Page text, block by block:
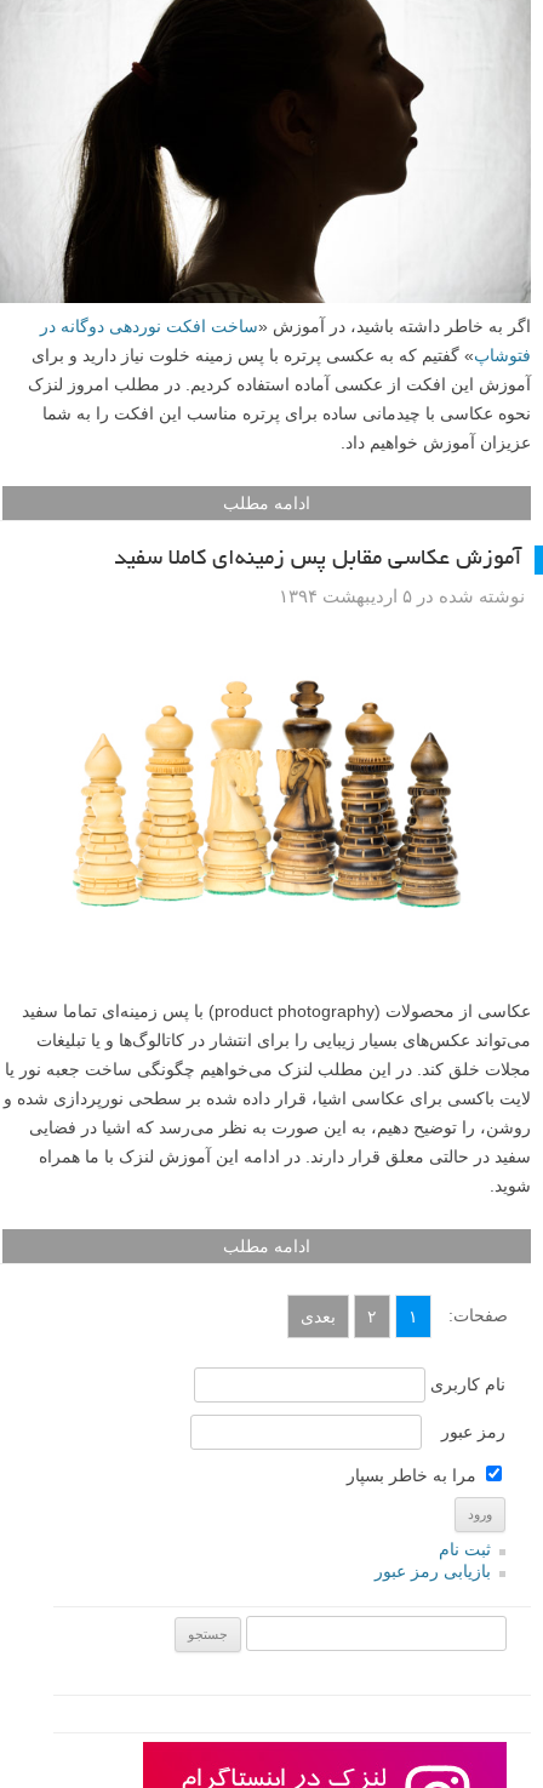
اگر به خاطر داشته باشید، در آموزش «ساخت افکت نوردهی دوگانه در
فتوشاپ» گفتیم که به عکسی پرتره با پس زمینه خلوت نیاز دارید و برای
آموزش این افکت از عکسی آماده استفاده کردیم. در مطلب امروز لنزک
نحوه عکاسی با چیدمانی ساده برای پرتره مناسب این افکت را به شما
عزیزان آموزش خواهیم داد.
ادامه مطلب
آموزش عکاسی مقابل پس زمینه‌ای کاملا سفید
نوشته شده در ۵ اردیبهشت ۱۳۹۴
عکاسی از محصولات (product photography) با پس زمینه‌ای تماما سفید
می‌تواند عکس‌های بسیار زیبایی را برای انتشار در کاتالوگ‌ها و یا تبلیغات‌
مجلات خلق کند. در این مطلب لنزک می‌خواهیم چگونگی ساخت جعبه نور یا
لایت باکسی برای عکاسی اشیا، قرار داده شده بر سطحی نورپردازی شده و
روشن، را توضیح دهیم، به این صورت به نظر می‌رسد که اشیا در فضایی
سفید در حالتی معلق قرار دارند. در ادامه این آموزش لنزک با ما همراه
شوید.
ادامه مطلب
صفحات: ۱ ۲ بعدی
نام کاربری
رمز عبور
مرا به خاطر بسپار
ثبت نام
بازیابی رمز عبور